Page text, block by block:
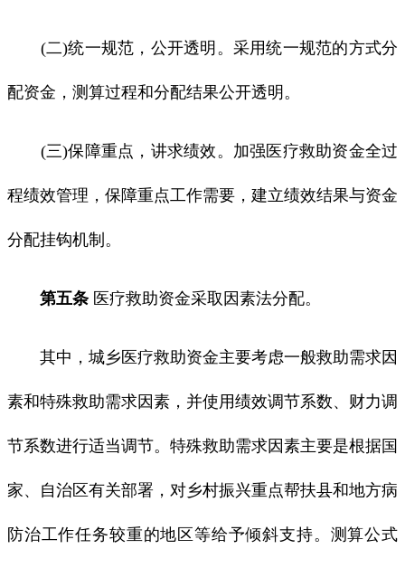
(二)统一规范，公开透明。采用统一规范的方式分
配资金，测算过程和分配结果公开透明。
(三)保障重点，讲求绩效。加强医疗救助资金全过
程绩效管理，保障重点工作需要，建立绩效结果与资金
分配挂钩机制。
第五条 医疗救助资金采取因素法分配。
其中，城乡医疗救助资金主要考虑一般救助需求因
素和特殊救助需求因素，并使用绩效调节系数、财力调
节系数进行适当调节。特殊救助需求因素主要是根据国
家、自治区有关部署，对乡村振兴重点帮扶县和地方病
防治工作任务较重的地区等给予倾斜支持。测算公式